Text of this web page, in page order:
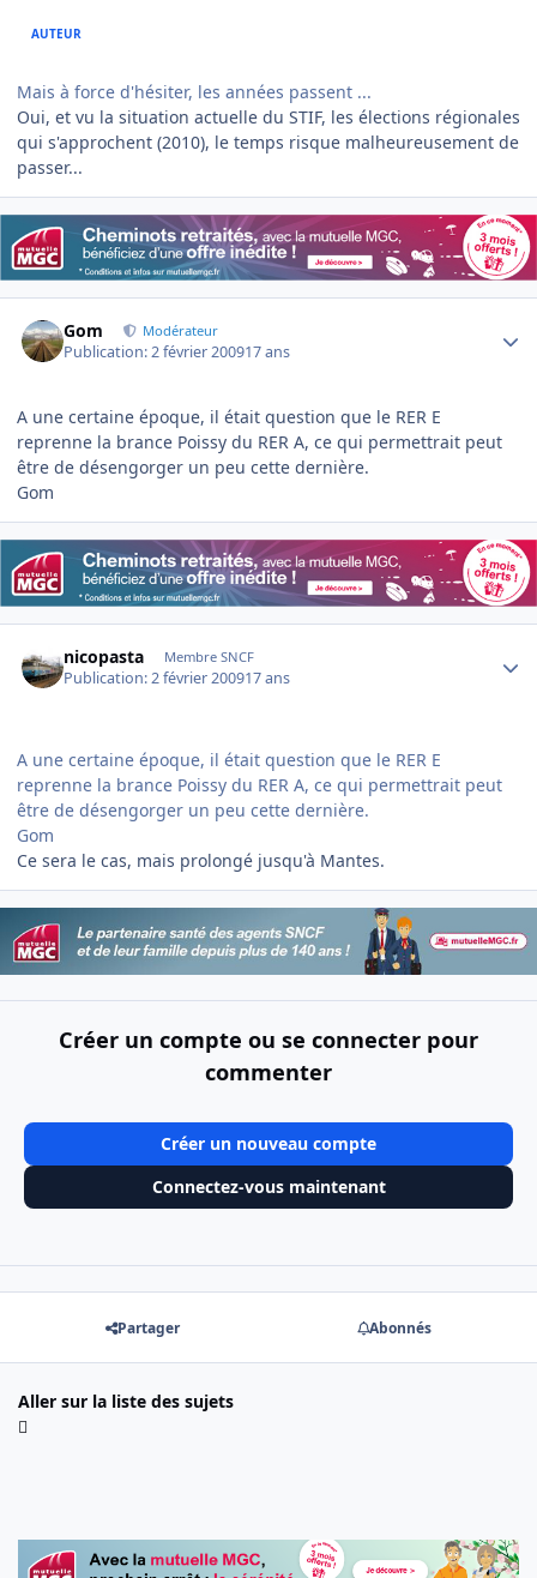
AUTEUR
Mais à force d'hésiter, les années passent ...
Oui, et vu la situation actuelle du STIF, les élections régionales
qui s'approchent (2010), le temps risque malheureusement de
passer...
Gom Modérateur
Publication:2 février 200917 ans
A une certaine époque, il était question que le RER E
reprenne la brance Poissy du RER A, ce qui permettrait peut
être de désengorger un peu cette dernière.
Gom
nicopasta Membre SNCF
Publication:2 février 200917 ans
A une certaine époque, il était question que le RER E
reprenne la brance Poissy du RER A, ce qui permettrait peut
être de désengorger un peu cette dernière.
Gom
Ce sera le cas, mais prolongé jusqu'à Mantes.
Créer un compte ou se connecter pour
commenter
Créer un nouveau compte
Connectez-vous maintenant
Partager Abonnés
Aller sur la liste des sujets